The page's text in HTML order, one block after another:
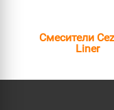
Смесители
Liner